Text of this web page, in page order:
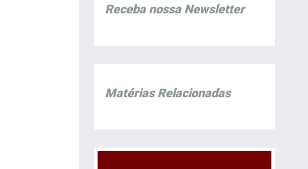
Receba nossa Newsletter
Matérias Relacionadas